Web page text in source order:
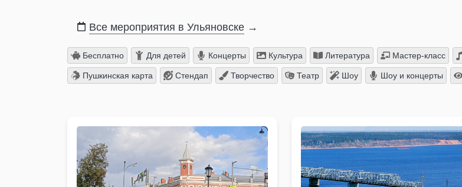
Все мероприятия в Ульяновске →
Бесплатно Для детей Концерты Культура Литература Мастер-класс
Пушкинская карта Стендап Творчество Театр Шоу Шоу и концерты